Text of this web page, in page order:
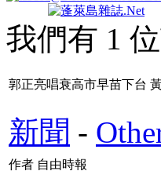
我們有 1
郭正亮唱衰高市早苗下台
新聞 -
作者 自由時報